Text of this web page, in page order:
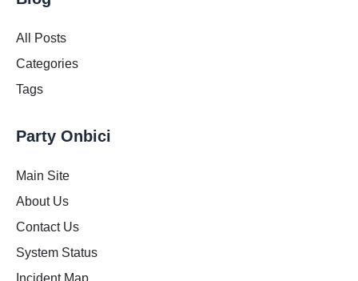
All Posts
Categories
Tags
Party Onbici
Main Site
About Us
Contact Us
System Status
Incident Map